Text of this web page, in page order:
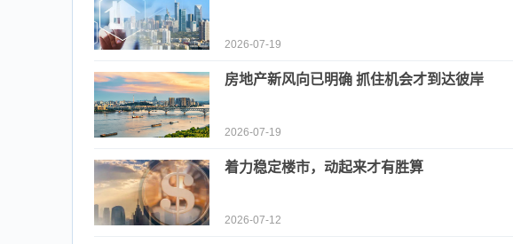
2026-07-19
房地产新风向已明确 抓住机会才到达彼岸
2026-07-19
着力稳定楼市，动起来才有胜算
2026-07-12